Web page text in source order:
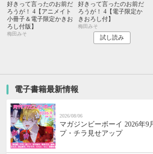
好きって言ったのお前だ
ろうが！ 4【アニメイト
小冊子＆電子限定かきお
ろし付版】
梅田みそ
好きって言ったのお前だ
ろうが！ 4【電子限定か
きおろし付】
梅田みそ
試し読み
電子書籍最新情報
2026/08/06
マガジンビーボーイ 2026年9
プ・チラ見せアップ